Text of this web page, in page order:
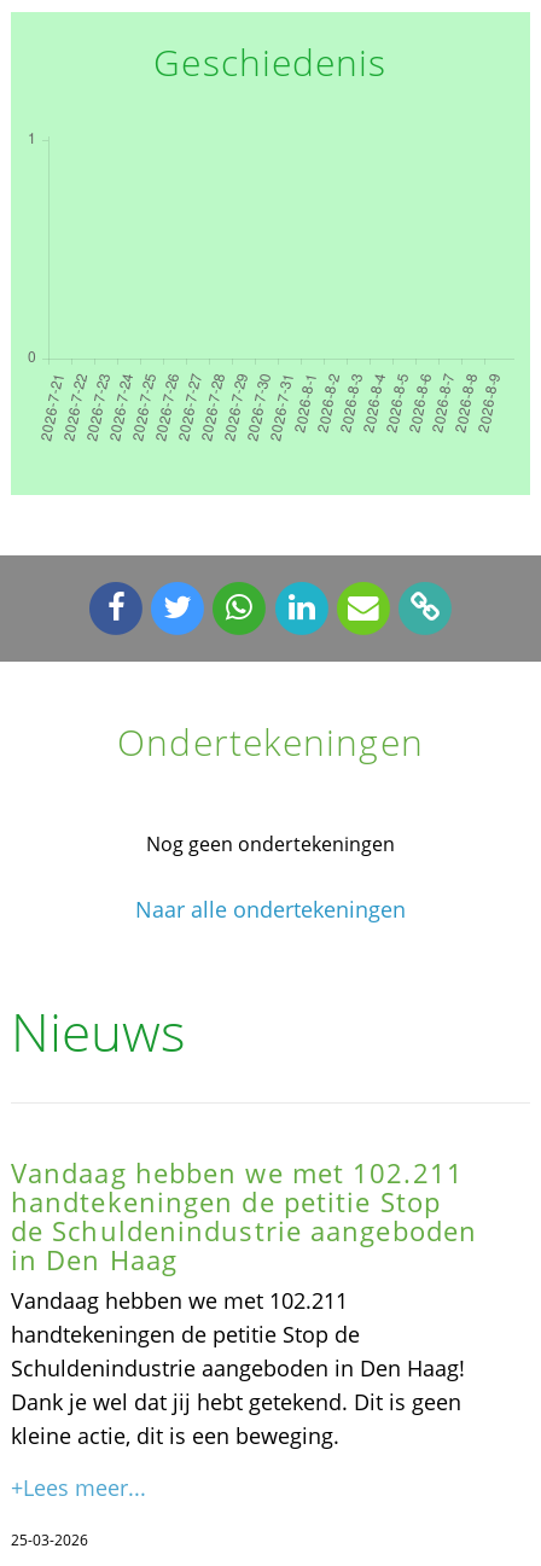
Geschiedenis
Ondertekeningen
Nog geen ondertekeningen
Naar alle ondertekeningen
Nieuws
Vandaag hebben we met 102.211
handtekeningen de petitie Stop
de Schuldenindustrie aangeboden
in Den Haag
Vandaag hebben we met 102.211
handtekeningen de petitie Stop de
Schuldenindustrie aangeboden in Den Haag!
Dank je wel dat jij hebt getekend. Dit is geen
kleine actie, dit is een beweging.
+Lees meer...
25-03-2026